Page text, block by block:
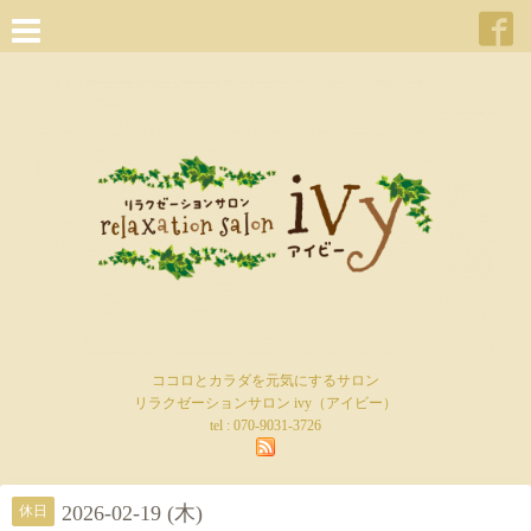
ココロとカラダを元気にするサロン
リラクゼーションサロン ivy（アイビー）
tel : 070-9031-3726
休日 2026-02-19 (木)